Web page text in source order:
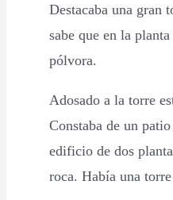
Destacaba una gran
sabe que en la
pólvora.
Adosado a la torre
Constaba de un
edificio de dos
roca. Había una